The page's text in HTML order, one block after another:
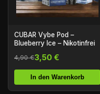
CUBAR Vybe Pod –
Blueberry Ice – Nikotinfrei
4,90 €3,50 €
In den Warenkorb